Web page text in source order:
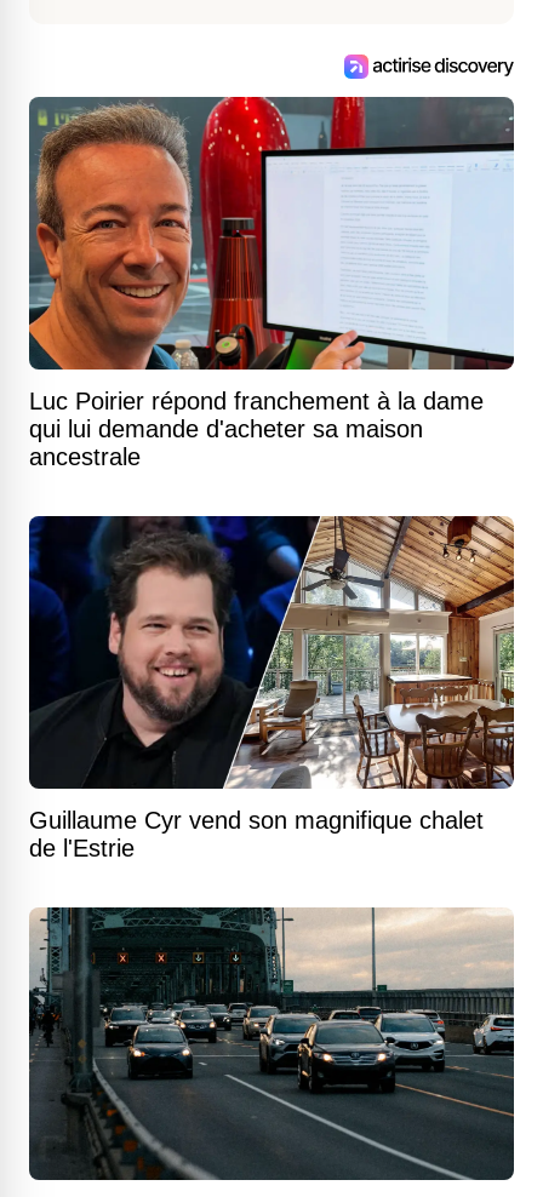
Luc Poirier répond franchement à la dame
qui lui demande d'acheter sa maison
ancestrale
Guillaume Cyr vend son magnifique chalet
de l'Estrie